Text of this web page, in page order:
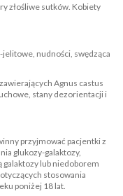
złośliwe sutków. Kobiety
jelitowe, nudności, swędząca
Agnus castus
stany dezorientacji i
przyjmować pacjentki z
glukozy-galaktozy,
lub niedoborem
stosowania
poniżej 18 lat.